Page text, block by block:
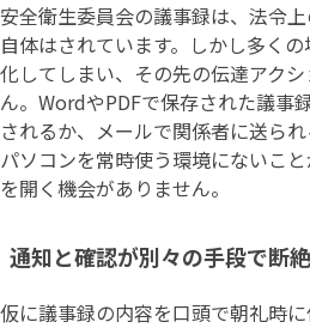
安全衛生委員会の議事録は、法令
自体はされています。しかし多く
化してしまい、その先の伝達アク
ん。WordやPDFで保存された議事
されるか、メールで関係者に送ら
パソコンを常時使う環境にないこ
を開く機会がありません。
通知と確認が別々の手段で断
仮に議事録の内容を口頭で朝礼時